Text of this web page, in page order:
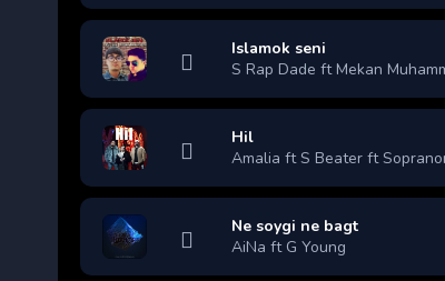
Islamok seni
S Rap Dade ft Mekan
Hil
Amalia ft S Beater ft
Ne soygi ne bagt
AiNa ft G Young